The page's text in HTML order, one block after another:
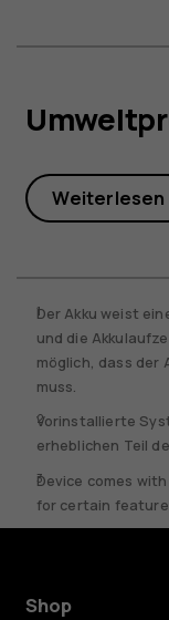
Weiterlesen
Der Akku weist
und die
möglich, dass der
muss.
Vorinstallierte
erheblichen Teil
Device comes
for certain
Shop